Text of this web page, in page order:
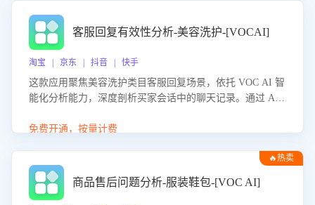
客服回复有效性分析-美容洗护-[VOCAI]
淘宝 | 京东 | 抖音 | 快手
这款应用聚焦美容洗护类目客服回复场景，依托 VOC AI 智
能化分析能力，深度剖析买家会话中的聊天记录。通过 AI
答的有效性与完整性，输出针对性改进策略，助力商家快速
免费开通，按量计费
🔥热卖
商品售后问题分析-服装鞋包-[VOC AI]